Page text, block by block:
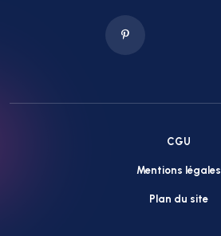
CGU
Mentions légales
Plan du site